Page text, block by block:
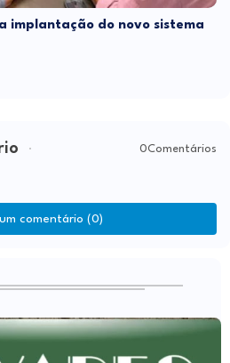
implantação do novo sistema
0Comentários
comentário (0)